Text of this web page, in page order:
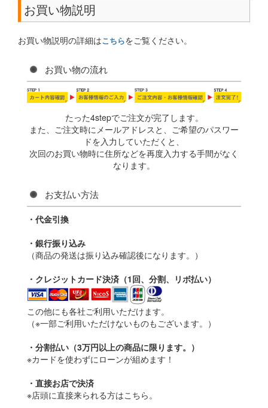
お買い物説明
お買い物説明の詳細はこちらをご覧ください。
お買い物の流れ
たった4stepでご注文が完了します。
また、ご注文時にメールアドレスと、ご希望のパスワー
ドを入力していただくと、
次回のお買い物時に住所などを再度入力する手間がなく
なります。
お支払い方法
・代金引換
・銀行振り込み
（商品の発送は振り込み確認後になります。）
・クレジットカード決済（1回、分割、リボ払い）
この他にも各社ご利用いただけます。
（※一部ご利用いただけないものもございます。）
・分割払い（3万円以上の商品に限ります。）
※カードを使わずにローンが組めます！
・直接お店で決済
※店頭に直接来られる方はこちら。